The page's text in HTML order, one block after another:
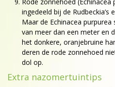
ingedeeld bij de
Maar de Echinacea
van meer dan een meter en
het donkere, oranjebruine
deren de rode zonnehoed
dol op.
Extra nazomertuintips